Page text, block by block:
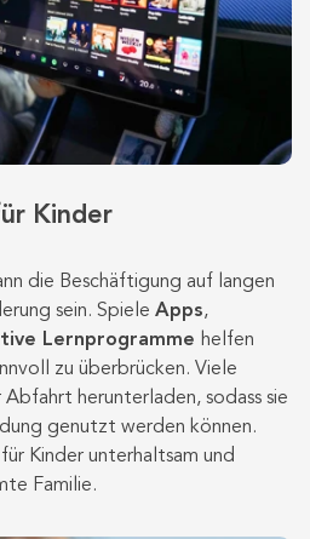
Kinder
die Beschäftigung auf langen
sein. Spiele Apps,
Lernprogramme helfen
zu überbrücken. Viele
Abfahrt herunterladen, sodass sie
genutzt werden können.
Kinder unterhaltsam und
Familie.